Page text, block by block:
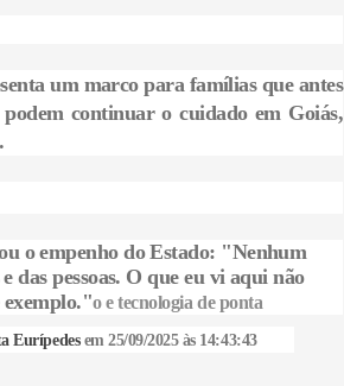
um marco para famílias que antes
continuar o cuidado em Goiás,
o empenho do Estado: "Nenhum
das pessoas. O que eu vi aqui não
exemplo."o e tecnologia de ponta
Eurípedes em 25/09/2025 às 14:43:43